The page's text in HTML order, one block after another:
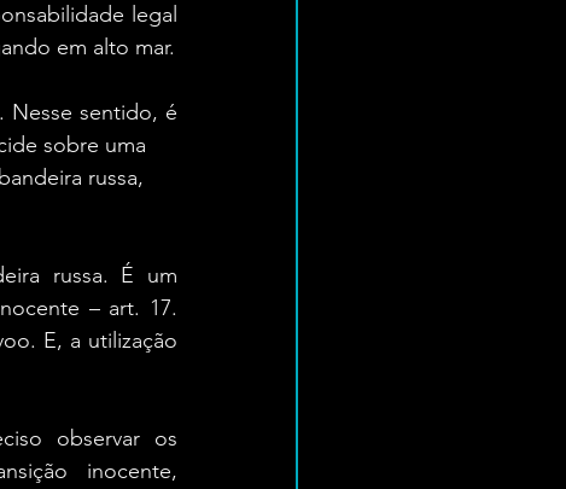
legal
em alto mar.
Nesse sentido, é
sobre uma
russa,
russa. É um
– art. 17.
E, a utilização
observar os
inocente,